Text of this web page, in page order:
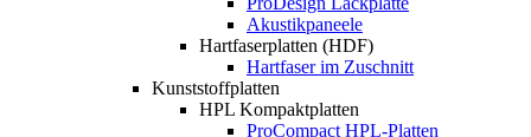
Akustikpaneele
Hartfaserplatten (HDF)
Hartfaser im Zuschnitt
Kunststoffplatten
HPL Kompaktplatten
ProCompact HPL-Platten